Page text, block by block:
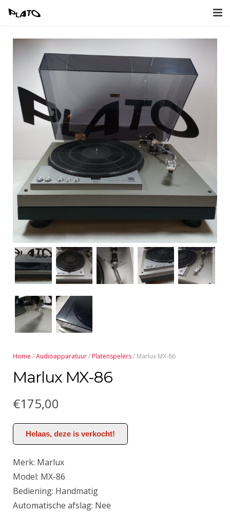
Home
Verkoop
Afbeeldingen
Naar Webwinkel
Home /Audioapparatuur/ Platenspelers/ Marlux MX-86
Marlux MX-86
€175,00
Helaas, deze is verkocht!
Merk: Marlux
Model: MX-86
Bediening: Handmatig
Automatische afslag: Nee